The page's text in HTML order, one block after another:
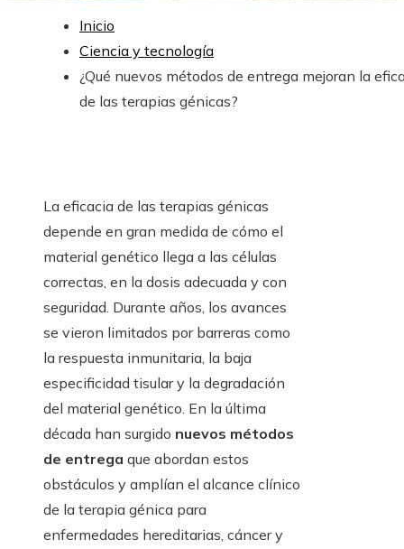
Inicio
Ciencia y tecnología
¿Qué nuevos métodos de entrega mejoran la
de las terapias génicas?
La eficacia de las terapias génicas
depende en gran medida de cómo el
material genético llega a las células
correctas, en la dosis adecuada y con
seguridad. Durante años, los avances
se vieron limitados por barreras como
la respuesta inmunitaria, la baja
especificidad tisular y la degradación
del material genético. En la última
década han surgido nuevos métodos
de entrega que abordan estos
obstáculos y amplían el alcance clínico
de la terapia génica para
enfermedades hereditarias, cáncer y